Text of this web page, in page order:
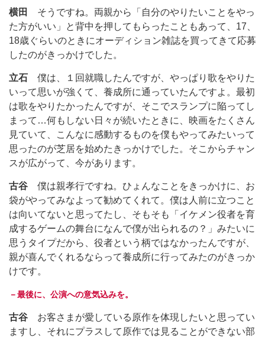
横田
そうですね。両親から「自分のやりたいことをやっ
た方がいい」と背中を押してもらったこともあって、17、
18歳ぐらいのときにオーディション雑誌を買ってきて応募
したのがきっかけでした。
立石 僕は、１回就職したんですが、やっぱり歌をやりた
いって思いが強くて、養成所に通っていたんですよ。最初
は歌をやりたかったんですが、そこでスランプに陥ってし
まって…何もしない日々が続いたときに、映画をたくさん
見ていて、こんなに感動するものを僕もやってみたいって
思ったのが芝居を始めたきっかけでした。そこからチャン
スが広がって、今があります。
古谷 僕は親孝行ですね。ひょんなことをきっかけに、お
袋がやってみなよって勧めてくれて。僕は人前に立つこと
は向いてないと思ってたし、そもそも「イケメン役者を育
成するゲームの舞台になんで僕が出られるの？」みたいに
思うタイプだから、役者という柄ではなかったんですが、
親が喜んでくれるならって養成所に行ってみたのがきっか
けです。
－最後に、公演への意気込みを。
古谷 お客さまが愛している原作を体現したいと思ってい
ますし、それにプラスして原作では見ることができない部